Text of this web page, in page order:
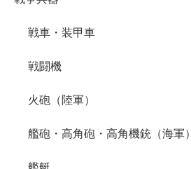
戦車・装甲車
戦闘機
火砲（陸軍）
艦砲・高角砲・高角機銃（海軍）